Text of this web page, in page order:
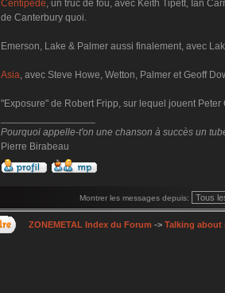
Centipede, un truc de fou, avec Keith Tipett, Ian
de Canterbury quoi.
Emerson, Lake & Palmer aussi finalement, avec
Asia, avec Steve Howe, Wetton, Palmer et Geoff
"Exposure" de Robert Fripp, sur lequel jouent
Pourquoi appelle-t'on une chanson à succès un
Pierre Birabeau
Montrer les messages depuis:
ZONEMETAL Index du Forum -> Talking about